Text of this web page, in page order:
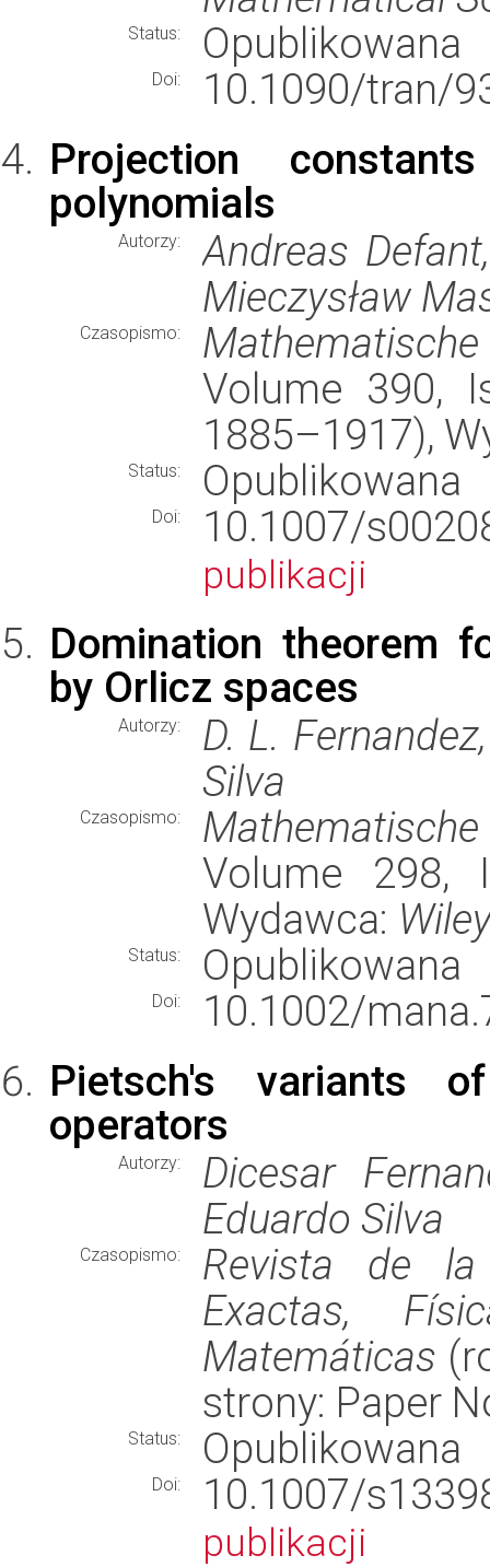
Status: Opublikowana
Doi:
10.1090/tran/
Projection
polynomials
Autorzy:
Andreas
Mieczysław
Czasopismo:
Volume 390,
1885–1917),
Status: Opublikowana
Doi: 10.1007/
publikacji
Domination theorem
by Orlicz spaces
Autorzy:
D. L.
Silva
Czasopismo:
Volume 298,
Wydawca:
Status: Opublikowana
Doi:
10.1002/
Pietsch's variants
operators
Autorzy:
Dicesar
Eduardo Silva
Czasopismo:
Revista de la
Exactas,
Matemáticas
strony: Paper
Status: Opublikowana
Doi: 10.1007/
publikacji